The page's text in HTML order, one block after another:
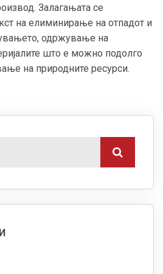
Залагањата се
на елиминирање на отпадот и
одржување на
што е можно подолго
на природните ресурси.